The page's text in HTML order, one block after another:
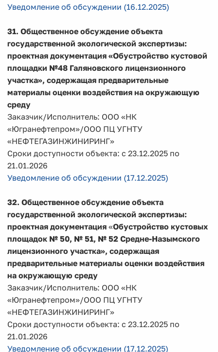
Уведомление об обсуждении (16.12.2025)
31. Общественное обсуждение объекта
государственной экологической экспертизы:
проектная документация «Обустройство кустовой
площадки №48 Галяновского лицензионного
участка», содержащая предварительные
материалы оценки воздействия на окружающую
среду
Заказчик/Исполнитель: ООО «НК
«Югранефтепром»/ООО ПЦ УГНТУ
«НЕФТЕГАЗИНЖИНИРИНГ»
Сроки доступности объекта: с 23.12.2025 по
21.01.2026
Уведомление об обсуждении (17.12.2025)
32. Общественное обсуждение объекта
государственной экологической экспертизы:
проектная документация «Обустройство кустовых
площадок № 50, № 51, № 52 Средне-Назымского
лицензионного участка», содержащая
предварительные материалы оценки воздействия
на окружающую среду
Заказчик/Исполнитель: ООО «НК
«Югранефтепром»/ООО ПЦ УГНТУ
«НЕФТЕГАЗИНЖИНИРИНГ»
Сроки доступности объекта: с 23.12.2025 по
21.01.2026
Уведомление об обсуждении (17.12.2025)